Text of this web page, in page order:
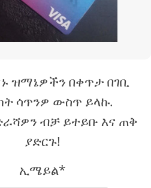
ዝማኔዎችን በቀጥታ በገቢ
ሳጥንዎ ውስጥ ይላኩ.
ብቻ ይተይቡ እና ጠቅ
ያድርጉ!
ኢሜይል*